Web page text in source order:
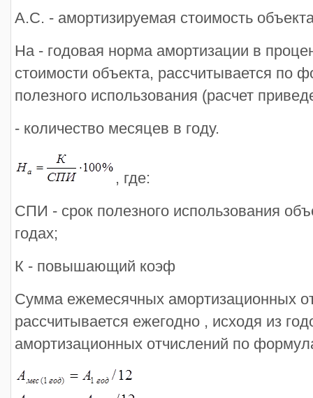
А.С. - амортизируемая стоимость
На - годовая норма амортизации в
стоимости объекта, рассчитывается по
полезного использования (расчет
- количество месяцев в году.
, где:
СПИ - срок полезного использования
годах;
К - повышающий коэф
Сумма ежемесячных амортизационных
рассчитывается ежегодно , исходя из
амортизационных отчислений по